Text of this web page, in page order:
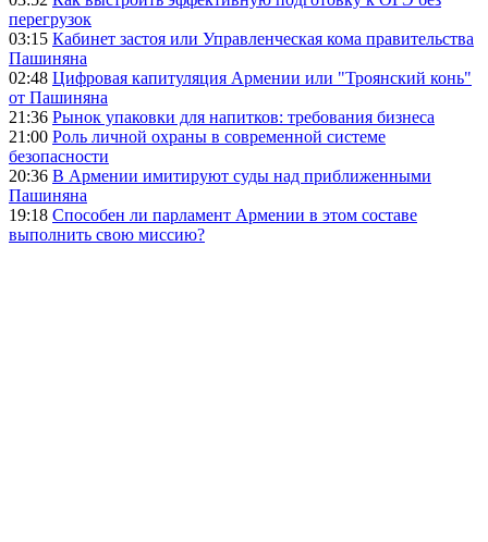
перегрузок
03:15 Кабинет застоя или Управленческая кома правительства
Пашиняна
02:48 Цифровая капитуляция Армении или "Троянский конь"
от Пашиняна
21:36 Рынок упаковки для напитков: требования бизнеса
21:00 Роль личной охраны в современной системе
безопасности
20:36 В Армении имитируют суды над приближенными
Пашиняна
19:18 Способен ли парламент Армении в этом составе
выполнить свою миссию?